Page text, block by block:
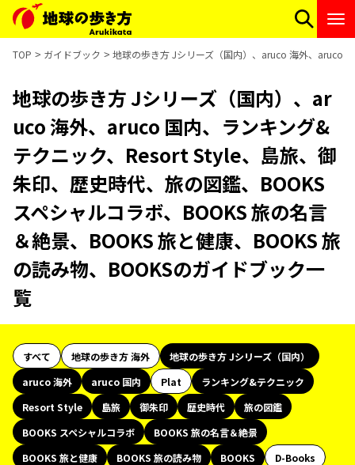
TOP ガイドブック 地球の歩き方 Jシリーズ（国内）、aruco 海外、aruco
地球の歩き方 Jシリーズ（国内）、ar
uco 海外、aruco 国内、ランキング&
テクニック、Resort Style、島旅、御
朱印、歴史時代、旅の図鑑、BOOKS
スペシャルコラボ、BOOKS 旅の名言
＆絶景、BOOKS 旅と健康、BOOKS 旅
の読み物、BOOKSのガイドブック一
覧
すべて 地球の歩き方 海外
地球の歩き方 Jシリーズ（国内）
aruco 海外
aruco 国内 Plat
ランキング&テクニック
Resort Style
島旅 御朱印 歴史時代
旅の図鑑
BOOKS スペシャルコラボ
BOOKS 旅の名言＆絶景
BOOKS 旅と健康
BOOKS 旅の読み物 BOOKS
D-Books